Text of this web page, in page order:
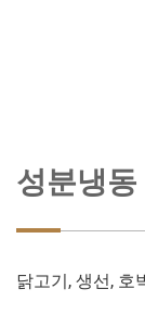
성분냉
닭고기, 생선, 호